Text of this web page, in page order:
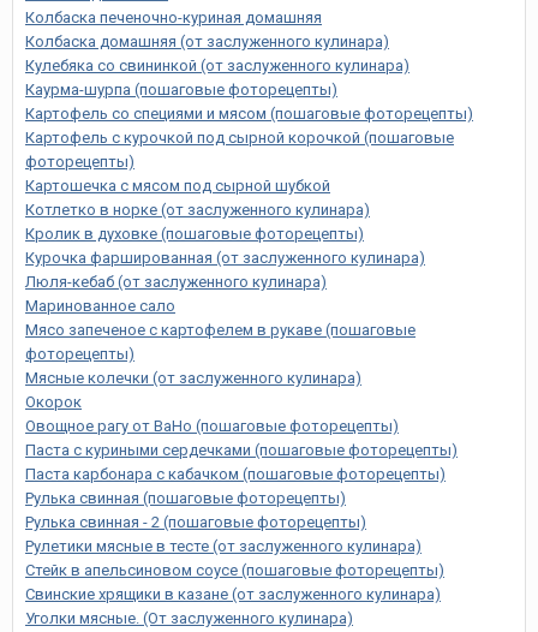
Колбаска печеночно-куриная домашняя
Колбаска домашняя (от заслуженного кулинара)
Кулебяка со свининкой (от заслуженного кулинара)
Каурма-шурпа (пошаговые фоторецепты)
Картофель со специями и мясом (пошаговые фоторецепты)
Картофель с курочкой под сырной корочкой (пошаговые
фоторецепты)
Картошечка с мясом под сырной шубкой
Котлетко в норке (от заслуженного кулинара)
Кролик в духовке (пошаговые фоторецепты)
Курочка фаршированная (от заслуженного кулинара)
Люля-кебаб (от заслуженного кулинара)
Маринованное сало
Мясо запеченое с картофелем в рукаве (пошаговые
фоторецепты)
Мясные колечки (от заслуженного кулинара)
Окорок
Овощное рагу от ВаНо (пошаговые фоторецепты)
Паста с куриными сердечками (пошаговые фоторецепты)
Паста карбонара с кабачком (пошаговые фоторецепты)
Рулька свинная (пошаговые фоторецепты)
Рулька свинная - 2 (пошаговые фоторецепты)
Рулетики мясные в тесте (от заслуженного кулинара)
Стейк в апельсиновом соусе (пошаговые фоторецепты)
Свинские хрящики в казане (от заслуженного кулинара)
Уголки мясные. (От заслуженного кулинара)